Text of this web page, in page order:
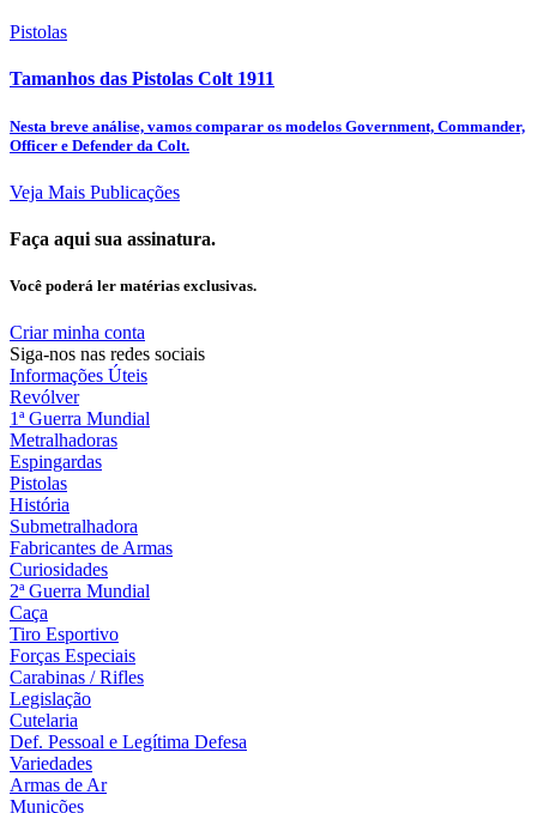
Pistolas
Tamanhos das Pistolas Colt 1911
Nesta breve análise, vamos comparar os modelos Government, Commander,
Officer e Defender da Colt.
Veja Mais Publicações
Faça aqui sua assinatura.
Você poderá ler matérias exclusivas.
Criar minha conta
Siga-nos nas redes sociais
Informações Úteis
Revólver
1ª Guerra Mundial
Metralhadoras
Espingardas
Pistolas
História
Submetralhadora
Fabricantes de Armas
Curiosidades
2ª Guerra Mundial
Caça
Tiro Esportivo
Forças Especiais
Carabinas / Rifles
Legislação
Cutelaria
Def. Pessoal e Legítima Defesa
Variedades
Armas de Ar
Munições